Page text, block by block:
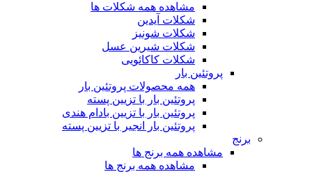
مشاهده همه شکلات ها
شکلات آیدین
شکلات شونیز
شکلات شیرین عسل
شکلات کاکائویی
پروتئین بار
همه محصولات پروتئین بار
پروتئین بار با تزیین پسته
پروتئین بار با تزیین بادام هندی
پروتئین بار انجیر با تزیین پسته
برنج
مشاهده همه برنج ها
مشاهده همه برنج ها